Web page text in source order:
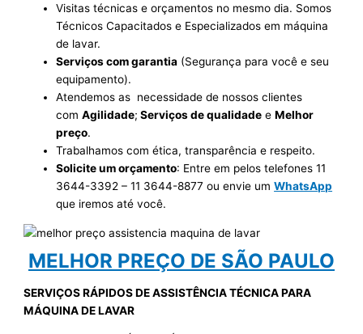
Visitas técnicas e orçamentos no mesmo dia. Somos
Técnicos Capacitados e Especializados em máquina
de lavar.
Serviços com garantia (Segurança para você e seu
equipamento).
Atendemos as necessidade de nossos clientes
comAgilidade; Serviços de qualidade eMelhor
preço.
Trabalhamos com ética, transparência e respeito.
Solicite um orçamento: Entre em pelos telefones 11
3644-3392 – 11 3644-8877 ou envie umWhatsApp
que iremos até você.
MELHOR PREÇO DE SÃO PAULO
SERVIÇOS RÁPIDOS DE ASSISTÊNCIA TÉCNICA PARA
MÁQUINA DE LAVAR